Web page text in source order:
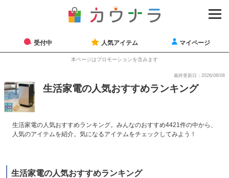
受付中 人気アイテム マイページ
本ページはプロモーションを含みます
最終更新日：2026/08/08
生活家電の人気おすすめランキング
生活家電の人気おすすめランキング。みんなのおすすめ4421件の中から、
人気のアイテムを紹介。気になるアイテムをチェックしてみよう！
生活家電の人気おすすめランキング